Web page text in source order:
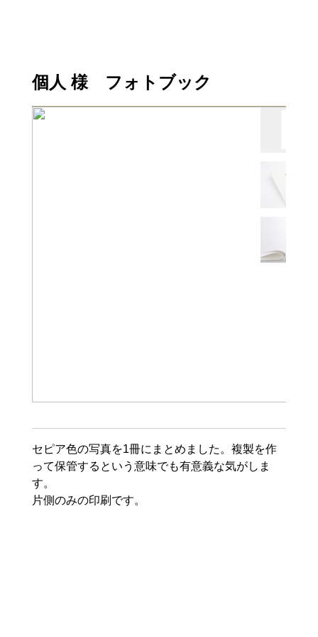
個人 様 フォトブック
セピア色の写真を1冊にまとめました。複製を作
って保管するという意味でも有意義な気がしま
す。
片側のみの印刷です。